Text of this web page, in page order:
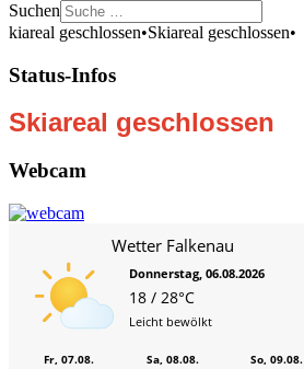
Suchen
geschlossen•Skiareal geschlossen•
Status-Infos
Skiareal geschlossen
Webcam
Wetter Falkenau
Donnerstag, 06.08.2026
18 / 28°C
Leicht bewölkt
Fr, 07.08. Sa, 08.08. So, 09.08.